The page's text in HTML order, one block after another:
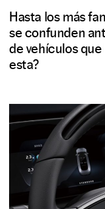
Hasta los más
se confunden
de vehículos que
esta?